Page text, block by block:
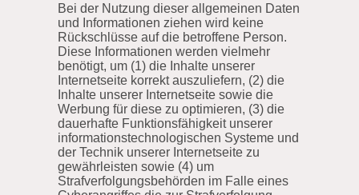
Bei der Nutzung dieser allgemeinen Daten
und Informationen ziehen wird keine
Rückschlüsse auf die betroffene Person.
Diese Informationen werden vielmehr
benötigt, um (1) die Inhalte unserer
Internetseite korrekt auszuliefern, (2) die
Inhalte unserer Internetseite sowie die
Werbung für diese zu optimieren, (3) die
dauerhafte Funktionsfähigkeit unserer
informationstechnologischen Systeme und
der Technik unserer Internetseite zu
gewährleisten sowie (4) um
Strafverfolgungsbehörden im Falle eines